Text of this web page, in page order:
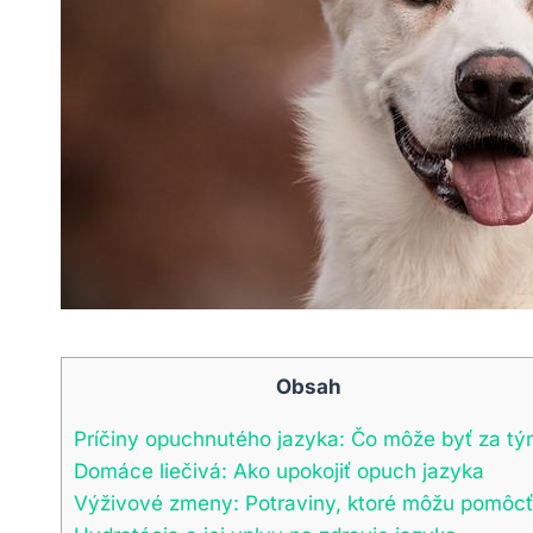
Obsah
Príčiny ​opuchnutého⁣ jazyka:​ Čo môže byť za
Domáce⁤ liečivá: ⁢Ako ⁢upokojiť opuch‍ jazyka
Výživové ‍zmeny: ‌Potraviny, ktoré ⁢môžu pomôcť